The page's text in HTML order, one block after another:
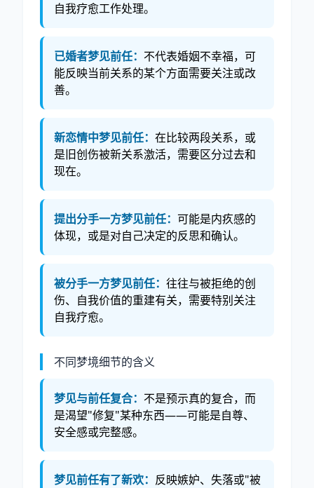
自我疗愈工作处理。
已婚者梦见前任： 不代表婚姻不幸福，可
能反映当前关系的某个方面需要关注或改
善。
新恋情中梦见前任： 在比较两段关系，或
是旧创伤被新关系激活，需要区分过去和
现在。
提出分手一方梦见前任： 可能是内疚感的
体现，或是对自己决定的反思和确认。
被分手一方梦见前任： 往往与被拒绝的创
伤、自我价值的重建有关，需要特别关注
自我疗愈。
不同梦境细节的含义
梦见与前任复合： 不是预示真的复合，而
是渴望"修复"某种东西——可能是自尊、
安全感或完整感。
梦见前任有了新欢： 反映嫉妒、失落或"被